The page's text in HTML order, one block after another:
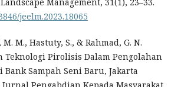
jeelm.2023.18065
M., Hastuty, S., & Rahmad, G. N.
Teknologi Pirolisis Dalam Pengolahan
Bank Sampah Seni Baru, Jakarta